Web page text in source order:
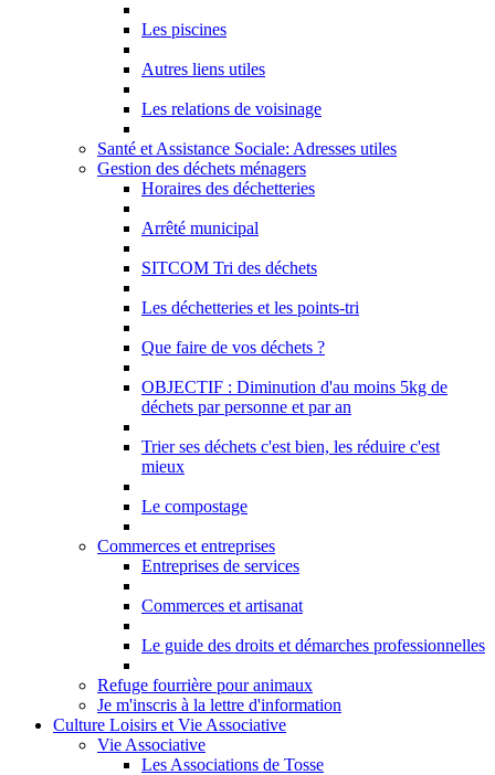
Les piscines
Autres liens utiles
Les relations de voisinage
Santé et Assistance Sociale: Adresses utiles
Gestion des déchets ménagers
Horaires des déchetteries
Arrêté municipal
SITCOM Tri des déchets
Les déchetteries et les points-tri
Que faire de vos déchets ?
OBJECTIF : Diminution d'au moins 5kg de
déchets par personne et par an
Trier ses déchets c'est bien, les réduire c'est
mieux
Le compostage
Commerces et entreprises
Entreprises de services
Commerces et artisanat
Le guide des droits et démarches professionnelles
Refuge fourrière pour animaux
Je m'inscris à la lettre d'information
Culture Loisirs et Vie Associative
Vie Associative
Les Associations de Tosse